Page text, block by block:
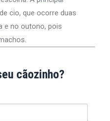
cio, que ocorre duas
e no outono, pois
cãozinho?